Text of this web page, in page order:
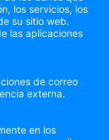
los servicios, los
su sitio web.
las aplicaciones
de correo
externa.
en los